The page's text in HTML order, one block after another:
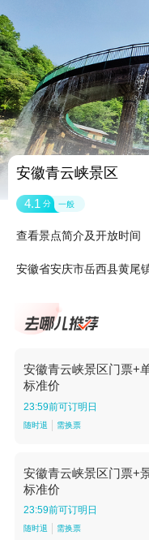
安徽青云峡景区
4.1 分 一般
查看景点简介及开放时间
安徽省安庆市岳西县黄尾
安徽青云峡景区门票+
标准价
23:59前可订明日
随时退 需换票
安徽青云峡景区门票+
标准价
23:59前可订明日
随时退 需换票
